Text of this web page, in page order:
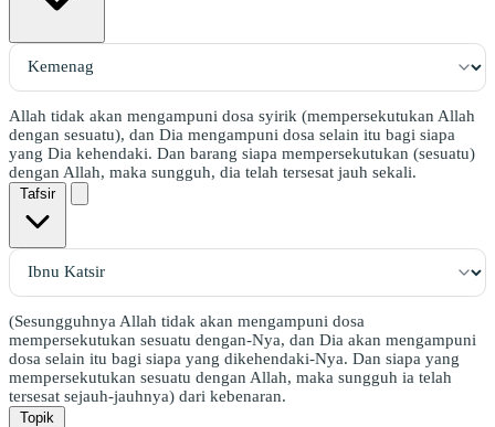
Allah tidak akan mengampuni dosa syirik (mempersekutukan Allah
dengan sesuatu), dan Dia mengampuni dosa selain itu bagi siapa
yang Dia kehendaki. Dan barang siapa mempersekutukan (sesuatu)
dengan Allah, maka sungguh, dia telah tersesat jauh sekali.
Tafsir
(Sesungguhnya Allah tidak akan mengampuni dosa
mempersekutukan sesuatu dengan-Nya, dan Dia akan mengampuni
dosa selain itu bagi siapa yang dikehendaki-Nya. Dan siapa yang
mempersekutukan sesuatu dengan Allah, maka sungguh ia telah
tersesat sejauh-jauhnya) dari kebenaran.
Topik